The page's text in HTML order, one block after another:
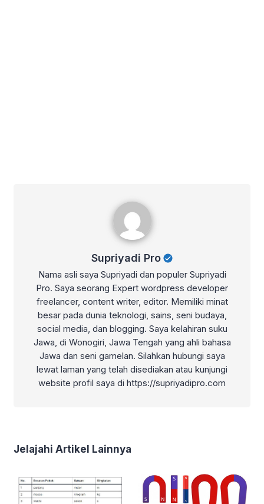
Supriyadi Pro
Nama asli saya Supriyadi dan populer Supriyadi
Pro. Saya seorang Expert wordpress developer
freelancer, content writer, editor. Memiliki minat
besar pada dunia teknologi, sains, seni budaya,
social media, dan blogging. Saya kelahiran suku
Jawa, di Wonogiri, Jawa Tengah yang ahli bahasa
Jawa dan seni gamelan. Silahkan hubungi saya
lewat laman yang telah disediakan atau kunjungi
website profil saya di https://supriyadipro.com
Jelajahi Artikel Lainnya